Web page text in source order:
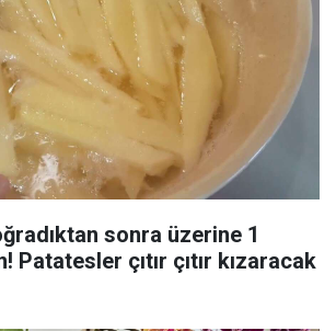
sonra üzerine 1
Patatesler çıtır çıtır kızaracak